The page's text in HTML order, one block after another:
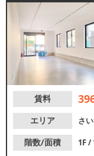
賃料
エリア
さ
階数/面積
1F /